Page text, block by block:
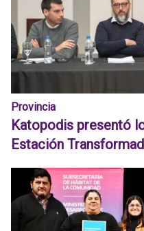
Provincia
Katopodis presentó
Estación